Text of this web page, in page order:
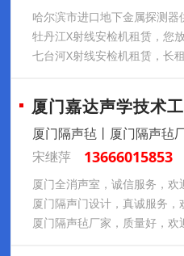
哈尔滨市进口地下金属探测
牡丹江X射线安检机租赁，您
七台河X射线安检机租赁，长
厦门嘉达声学技术
厦门隔声毡丨厦门隔声毡
宋继萍
13666015853
厦门全消声室，诚信服务，欢
厦门隔声门设计，真诚服务，
厦门隔声毡厂家，质量好，欢